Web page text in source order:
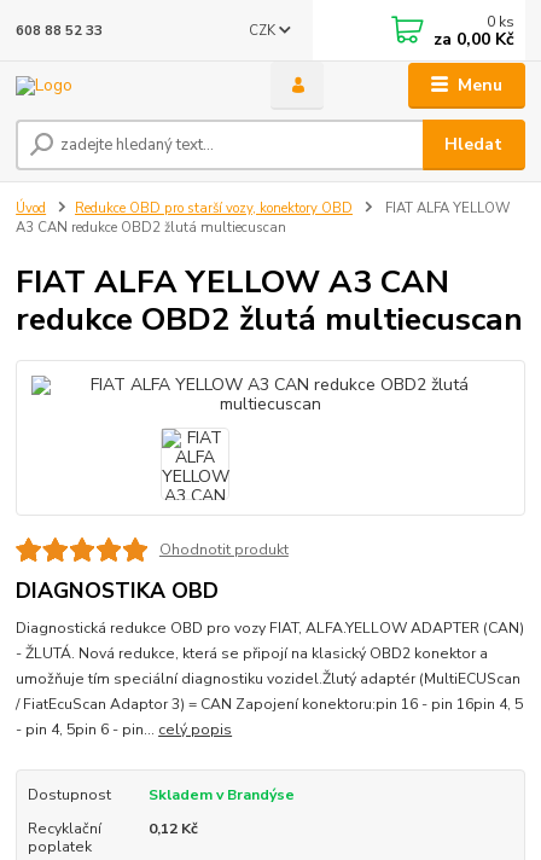
Menu
CZK
Hledat
608 88 52 33 0 ks
za 0,00 Kč
Úvod Redukce OBD pro starší vozy, konektory OBD
FIAT ALFA YELLOW
A3 CAN redukce OBD2 žlutá multiecuscan
FIAT ALFA YELLOW A3 CAN
redukce OBD2 žlutá multiecuscan
Ohodnotit produkt
DIAGNOSTIKA OBD
Diagnostická redukce OBD pro vozy FIAT, ALFA.YELLOW ADAPTER (CAN)
- ŽLUTÁ. Nová redukce, která se připojí na klasický OBD2 konektor a
umožňuje tím speciální diagnostiku vozidel.Žlutý adaptér (MultiECUScan
/ FiatEcuScan Adaptor 3) = CAN Zapojení konektoru:pin 16 - pin 16pin 4, 5
- pin 4, 5pin 6 - pin... celý popis
Dostupnost
Skladem v Brandýse
Recyklační
poplatek
0,12 Kč